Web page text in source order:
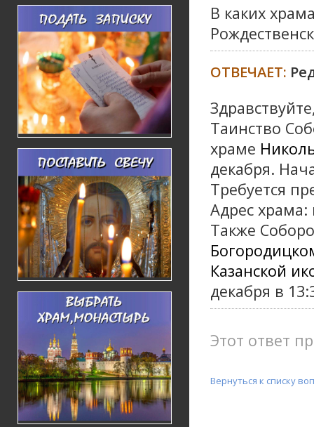
В каких
ОТВЕЧАЕТ:
Таинство
храме
декабря.
Требуется
Адрес храма:
Также
Казанской
декабря в
Этот ответ
Вернуться к списку